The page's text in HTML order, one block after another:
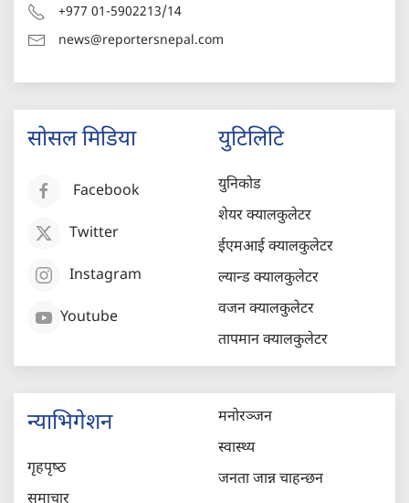
+977 01-5902213/14
news@reportersnepal.com
सोसल मिडिया
Facebook
Twitter
Instagram
Youtube
युटिलिटि
युनिकोड
शेयर क्यालकुलेटर
ईएमआई क्यालकुलेटर
ल्यान्ड क्यालकुलेटर
वजन क्यालकुलेटर
तापमान क्यालकुलेटर
न्याभिगेशन
गृहपृष्‍ठ
मनोरञ्जन
स्वास्थ्य
जनता जान्न चाहन्छन